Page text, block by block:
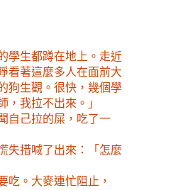
學生都蹲在地上。走近
看著這麼多人在面前大
狗生觀。很快，幾個學
，我拉不出來。」
自己拉的屎，吃了一
失措喊了出來：「怎麼
吃。大麥連忙阻止，